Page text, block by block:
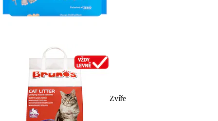
Zvíře